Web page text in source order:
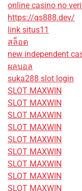
online casino no
https://qs888.dev/
link situs11
สล็อต
new independent
ผลบอล
suka288 slot login
SLOT MAXWIN
SLOT MAXWIN
SLOT MAXWIN
SLOT MAXWIN
SLOT MAXWIN
SLOT MAXWIN
SLOT MAXWIN
SLOT MAXWIN
SLOT MAXWIN